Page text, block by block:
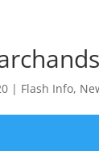
| Flash Info,